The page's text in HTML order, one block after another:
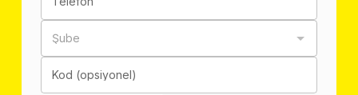
Şube
Kod (opsiyonel)